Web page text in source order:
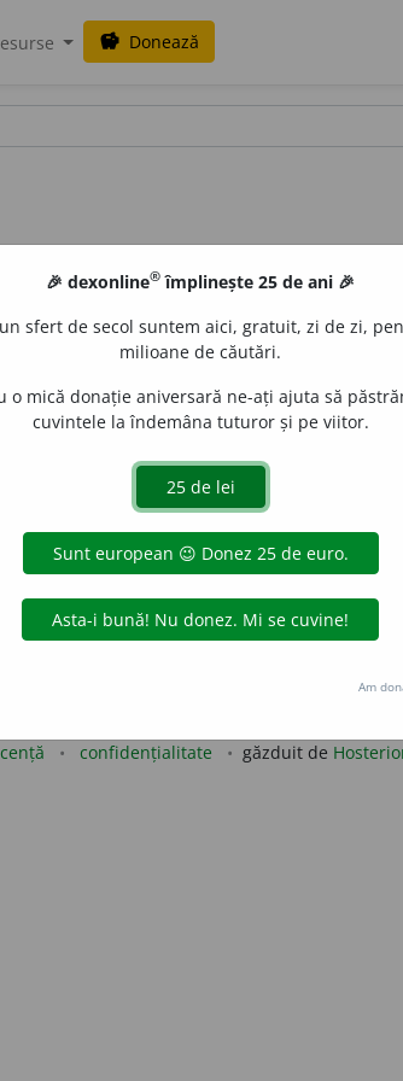
savings Donează
controlului;2.administrațiunea
lucrări în regie,cele ce Statul le
LauraGellner acțiuni
pe acest site, inclusiv prin orice metode de extragere
scris, cu excepția seturilor de date oferite oficial spre
confidențialitate găzduit de
🎉 dexonline® împlinește 25 de ani 🎉
sfert de secol suntem aici, gratuit, zi de zi,
milioane de căutări.
o mică donație aniversară ne-ați ajuta să
cuvintele la îndemâna tuturor și pe viitor.
Am